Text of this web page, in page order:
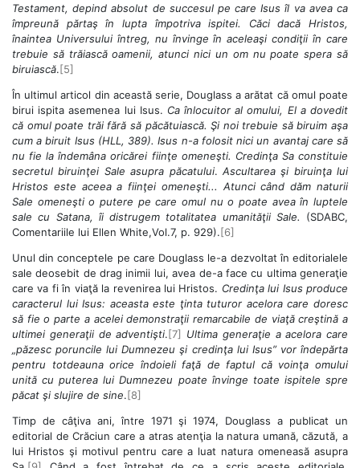
Testament, depind absolut de succesul pe care Isus îl va avea ca
împreună părtaş în lupta împotriva ispitei. Căci dacă Hristos,
înaintea Universului întreg, nu învinge în aceleaşi condiţii în care
trebuie să trăiască oamenii, atunci nici un om nu poate spera să
biruiască.[5]
În ultimul articol din această serie, Douglass a arătat că omul poate
birui ispita asemenea lui Isus. Ca înlocuitor al omului, El a dovedit
că omul poate trăi fără să păcătuiască. Şi noi trebuie să biruim aşa
cum a biruit Isus (HLL, 389). Isus n-a folosit nici un avantaj care să
nu fie la îndemâna oricărei fiinţe omeneşti. Credinţa Sa constituie
secretul biruinţei Sale asupra păcatului. Ascultarea şi biruinţa lui
Hristos este aceea a fiinţei omeneşti... Atunci când dăm naturii
Sale omeneşti o putere pe care omul nu o poate avea în luptele
sale cu Satana, îi distrugem totalitatea umanităţii Sale. (SDABC,
Comentariile lui Ellen White,Vol.7, p. 929).[6]
Unul din conceptele pe care Douglass le-a dezvoltat în editorialele
sale deosebit de drag inimii lui, avea de-a face cu ultima generaţie
care va fi în viaţă la revenirea lui Hristos. Credinţa lui Isus produce
caracterul lui Isus: aceasta este ţinta tuturor acelora care doresc
să fie o parte a acelei demonstraţii remarcabile de viaţă creştină a
ultimei generaţii de adventişti.[7] Ultima generaţie a acelora care
„păzesc poruncile lui Dumnezeu şi credinţa lui Isus” vor îndepărta
pentru totdeauna orice îndoieli faţă de faptul că voinţa omului
unită cu puterea lui Dumnezeu poate învinge toate ispitele spre
păcat şi slujire de sine.[8]
Timp de câţiva ani, între 1971 şi 1974, Douglass a publicat un
editorial de Crăciun care a atras atenţia la natura umană, căzută, a
lui Hristos şi motivul pentru care a luat natura omeneasă asupra